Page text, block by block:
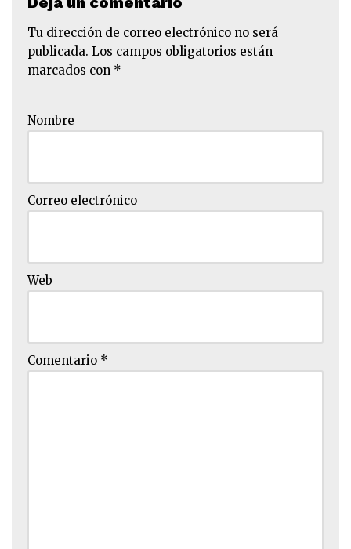
Tu dirección de correo electrónico no será
publicada. Los campos obligatorios están
marcados con *
Nombre
Correo electrónico
Web
Comentario *